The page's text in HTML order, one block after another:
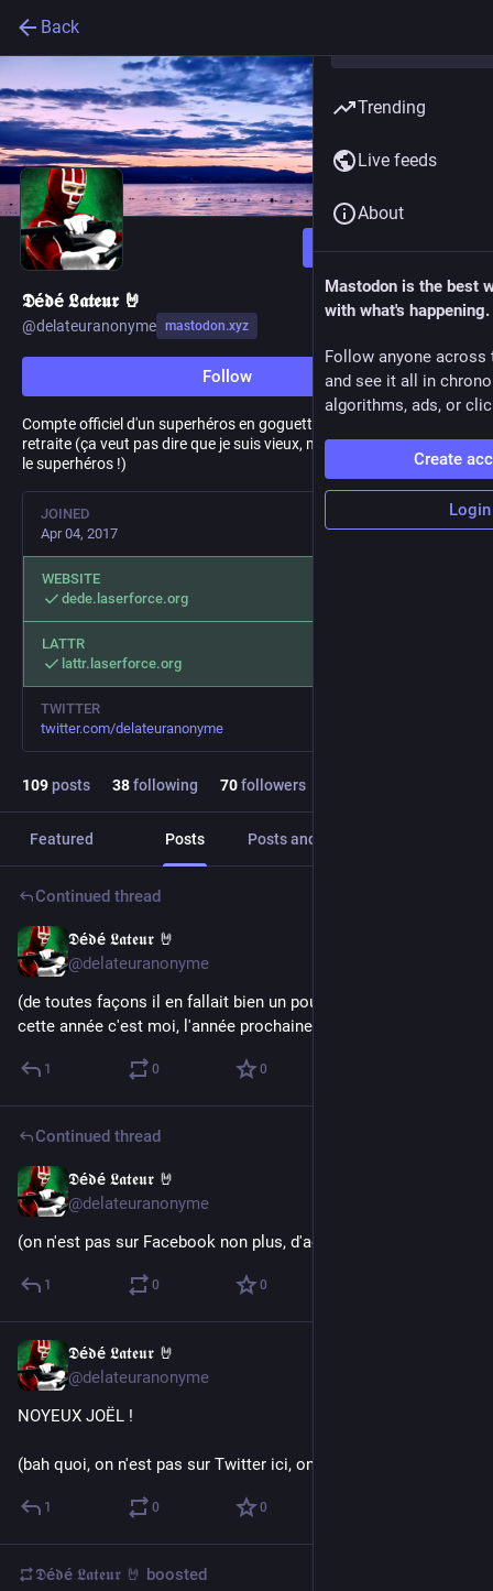
Back
Follow
𝕯é𝖉é 𝕷𝖆𝖙𝖊𝖚𝖗 🤘
@delateuranonyme mastodon.xyz
Follow
Compte officiel d'un superhéros en goguette, mais surtout à la
retraite (ça veut pas dire que je suis vieux, mais que je ne fais plus
le superhéros !)
JOINED
Apr 04, 2017
WEBSITE
dede.laserforce.org
LATTR
lattr.laserforce.org
TWITTER
twitter.com/delateuranonyme
109posts 38following 70followers
Featured Posts Posts and replies
Continued thread
𝕯é𝖉é 𝕷𝖆𝖙𝖊𝖚𝖗 🤘
@delateuranonyme
(de toutes façons il en fallait bien un pour la faire, donc voilà,
cette année c'est moi, l'année prochaine ce sera ton tour !)
1 0 0
Continued thread
𝕯é𝖉é 𝕷𝖆𝖙𝖊𝖚𝖗 🤘
@delateuranonyme
(on n'est pas sur Facebook non plus, d'accord, mais bon)
1 0 0
𝕯é𝖉é 𝕷𝖆𝖙𝖊𝖚𝖗 🤘
@delateuranonyme
NOYEUX JOËL !
(bah quoi, on n'est pas sur Twitter ici, on a le droit)
1 0 0
𝕯é𝖉é 𝕷𝖆𝖙𝖊𝖚𝖗 🤘 boosted
Trending
Live feeds
About
Mastodon is the best
with what's happening.
Follow anyone across
and see it all in
algorithms, ads, or
Create
Login